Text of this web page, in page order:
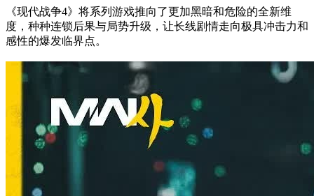
《现代战争4》将系列游戏推向了更加黑暗和危险的全新维
度，种种连锁后果与局势升级，让长线剧情走向极具冲击力和
感性的爆发临界点。